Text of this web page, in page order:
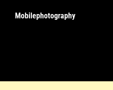
Mobilephotography